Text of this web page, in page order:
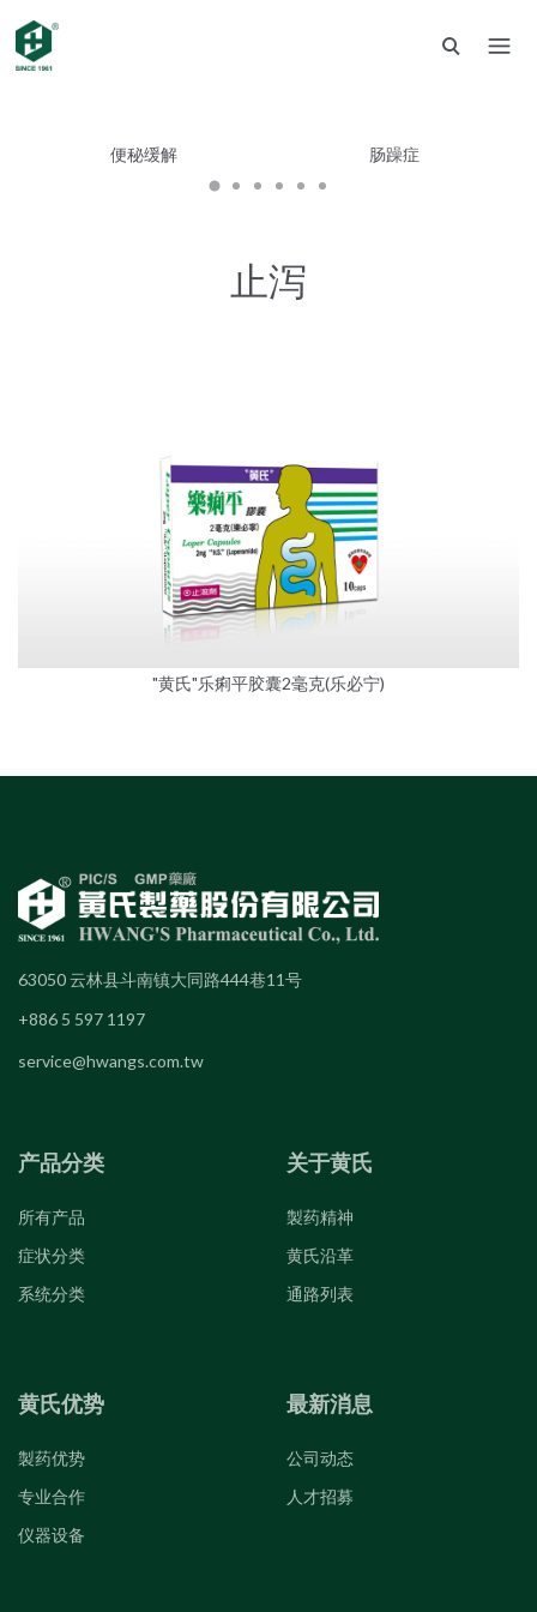
便秘缓解 肠躁症
止泻
"黄氏"乐痢平胶囊2毫克(乐必宁)
63050 云林县斗南镇大同路444巷11号
+886 5 597 1197
service@hwangs.com.tw
产品分类
所有产品
症状分类
系统分类
关于黄氏
製药精神
黄氏沿革
通路列表
黄氏优势
製药优势
专业合作
仪器设备
最新消息
公司动态
人才招募